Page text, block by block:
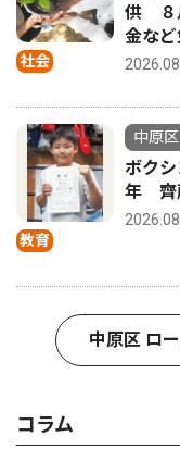
社会
供 ８
金な
教育
中原区
ボク
年 齊
中原区 ロ
コラム